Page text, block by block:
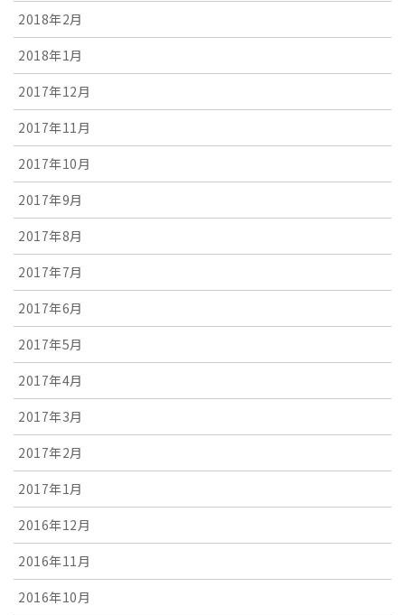
2018年2月
2018年1月
2017年12月
2017年11月
2017年10月
2017年9月
2017年8月
2017年7月
2017年6月
2017年5月
2017年4月
2017年3月
2017年2月
2017年1月
2016年12月
2016年11月
2016年10月